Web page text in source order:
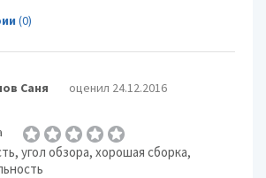
(0)
Саня оценил 24.12.2016
угол обзора, хорошая сборка,